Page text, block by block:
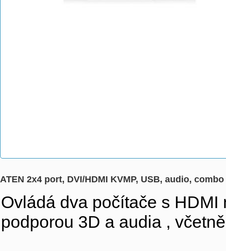
ATEN 2x4 port, DVI/HDMI KVMP, USB, audio, combo
Ovládá dva počítače s
podporou 3D a audia ,